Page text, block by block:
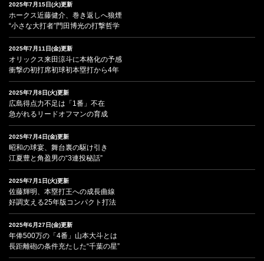
2025年7月15日(火)更新
ホークス近藤健介、巻き返しへ狼煙
“小さな大打者”門田博光の打撃哲学
2025年7月11日(金)更新
オリックス来田涼斗に本格化の予感
衝撃の初打席初球初本塁打から4年
2025年7月8日(火)更新
広島得点力不足は「1番」不在
急がれるリードオフマンの育成
2025年7月4日(金)更新
昭和の球宴、舞台裏の駆け引き
江夏豊と角盈男の“3連投秘話”
2025年7月1日(火)更新
佐藤輝明、本塁打王への成長曲線
好調支える25年版コンパクト打法
2025年6月27日(金)更新
年俸500万の「4番」山本大斗とは
長距離砲の条件充たした“千葉の星”